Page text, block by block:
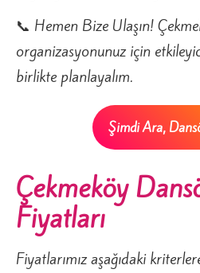
📞 Hemen Bize Ulaşın!
organizasyonunuz için
birlikte planlayalım.
Şimdi Ara,
Çekmeköy
Fiyatları
Fiyatlarımız aşağıdaki